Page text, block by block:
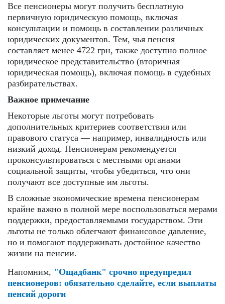
Все пенсионеры могут получить бесплатную
первичную юридическую помощь, включая
консультации и помощь в составлении различных
юридических документов. Тем, чья пенсия
составляет менее 4722 грн, также доступно полное
юридическое представительство (вторичная
юридическая помощь), включая помощь в судебных
разбирательствах.
Важное примечание
Некоторые льготы могут потребовать
дополнительных критериев соответствия или
правового статуса — например, инвалидность или
низкий доход. Пенсионерам рекомендуется
проконсультироваться с местными органами
социальной защиты, чтобы убедиться, что они
получают все доступные им льготы.
В сложные экономические времена пенсионерам
крайне важно в полной мере воспользоваться мерами
поддержки, предоставляемыми государством. Эти
льготы не только облегчают финансовое давление,
но и помогают поддерживать достойное качество
жизни на пенсии.
Напомним, "Ощадбанк" срочно предупредил
пенсионеров: обязательно сделайте, если выплаты
пенсий дороги